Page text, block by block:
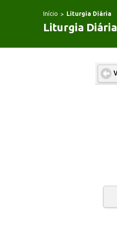
Início Liturgia Diária
Liturgia Diária